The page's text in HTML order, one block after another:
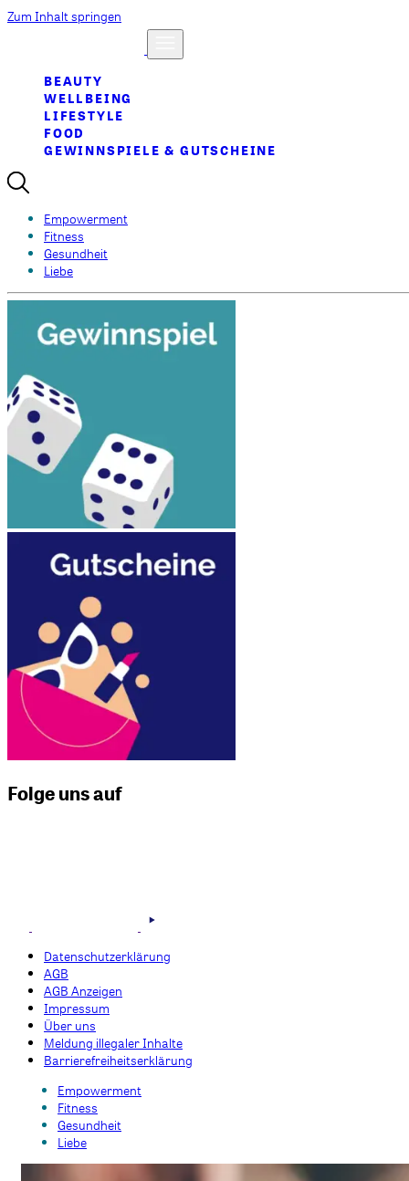
Zum Inhalt springen
BEAUTY
WELLBEING
LIFESTYLE
FOOD
GEWINNSPIELE & GUTSCHEINE
Empowerment
Fitness
Gesundheit
Liebe
Folge uns auf
Datenschutzerklärung
AGB
AGB Anzeigen
Impressum
Über uns
Meldung illegaler Inhalte
Barrierefreiheitserklärung
Empowerment
Fitness
Gesundheit
Liebe